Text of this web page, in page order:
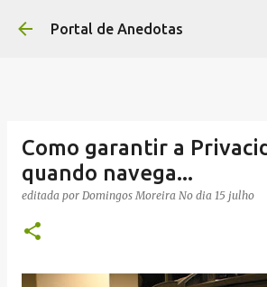
Avançar para o conteúdo
Portal de Anedotas
Como garantir a
quando navega...
editada por Domingos Moreira No dia 15 julho